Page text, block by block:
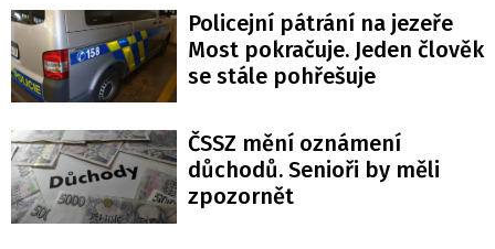
Policejní pátrání na jezeře
Most pokračuje. Jeden člověk
se stále pohřešuje
ČSSZ mění oznámení
důchodů. Senioři by měli
zpozornět